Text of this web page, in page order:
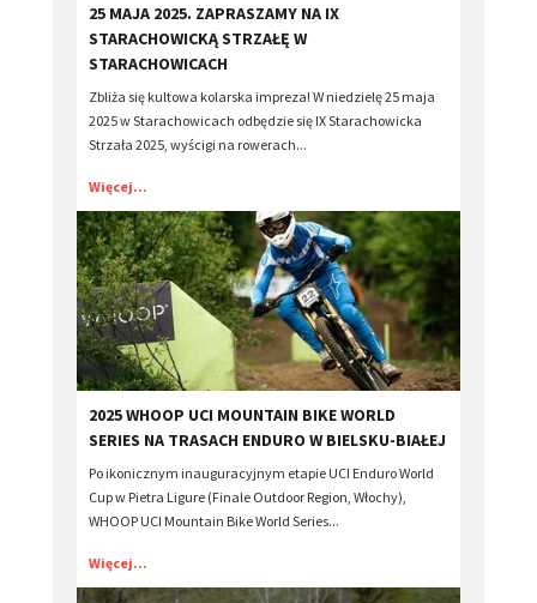
​25 MAJA 2025. ZAPRASZAMY NA IX
STARACHOWICKĄ STRZAŁĘ W
STARACHOWICACH
Zbliża się kultowa kolarska impreza! W niedzielę 25 maja
2025 w Starachowicach odbędzie się IX Starachowicka
Strzała 2025, wyścigi na rowerach...
Więcej...
2025 WHOOP UCI MOUNTAIN BIKE WORLD
SERIES NA TRASACH ENDURO W BIELSKU-BIAŁEJ
Po ikonicznym inauguracyjnym etapie UCI Enduro World
Cup w Pietra Ligure (Finale Outdoor Region, Włochy),
WHOOP UCI Mountain Bike World Series...
Więcej...